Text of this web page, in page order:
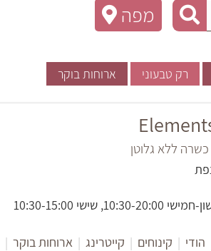
מפה
רק טבעוני ארוחות בוקר
ללא גלוטן
שישי 10:30-15:00
הודי | קינוחים | קייטרינג | ארוחות בוקר |